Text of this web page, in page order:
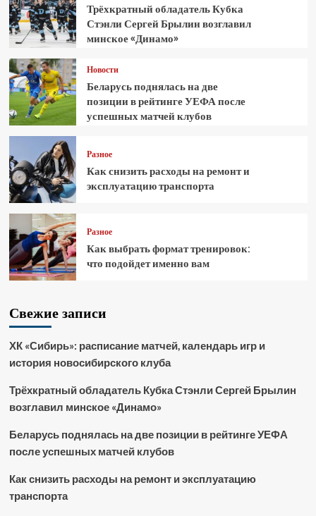
Трёхкратный обладатель Кубка
Стэнли Сергей Брылин возглавил
минское «Динамо»
Новости
Беларусь поднялась на две
позиции в рейтинге УЕФА после
успешных матчей клубов
Разное
Как снизить расходы на ремонт и
эксплуатацию транспорта
Разное
Как выбрать формат тренировок:
что подойдет именно вам
Свежие записи
ХК «Сибирь»: расписание матчей, календарь игр и
история новосибирского клуба
Трёхкратный обладатель Кубка Стэнли Сергей Брылин
возглавил минское «Динамо»
Беларусь поднялась на две позиции в рейтинге УЕФА
после успешных матчей клубов
Как снизить расходы на ремонт и эксплуатацию
транспорта